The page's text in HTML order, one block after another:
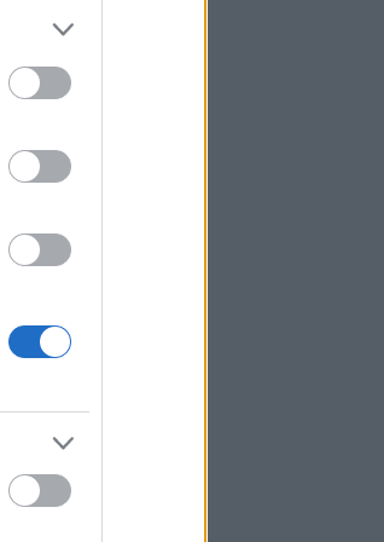
Χαρδαλιάς: Δεν θα επιτρέψουμε
αναδασωτέες και πυρόπληκτες
περιοχές της Αττικής
επίπεδο προειδοποίησης για καύσωνα
Κρασνοντάρ ύστερα από ουκρανική
επίθεση με drones
Τουρνάς: Το ΠΣ αντιμετώπισε
Ισραηλινά ΜΜΕ: Σε κρίσιμη κατάσταση
η υγεία του Μοτζταμπά Χαμενεΐ -
Σύντομα μπορεί να είναι νεκρός
Marfin: Επιμένει ο δικηγόρος της